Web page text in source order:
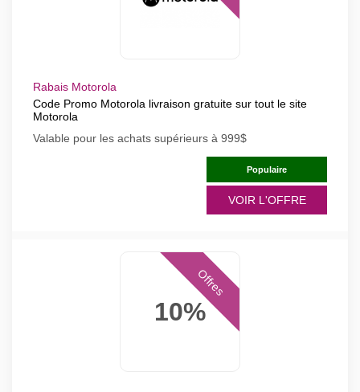
Rabais Motorola
Code Promo Motorola livraison gratuite sur tout le site
Motorola
Valable pour les achats supérieurs à 999$
Populaire
VOIR L'OFFRE
10%
Offres